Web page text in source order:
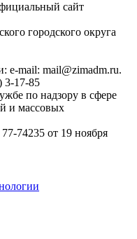
сайт
городского округа
e-mail: mail@zimadm.ru.
3-17-85
по надзору в сфере
и массовых
74235 от 19 ноября